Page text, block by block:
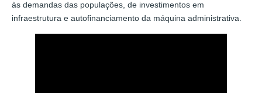
às demandas das populações, de investimentos em
infraestrutura e autofinanciamento da máquina administrativa.